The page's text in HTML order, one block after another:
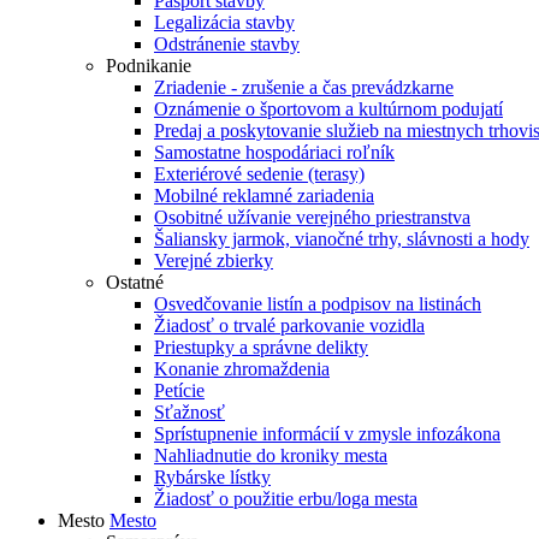
Legalizácia stavby
Odstránenie stavby
Podnikanie
Zriadenie - zrušenie a čas prevádzkarne
Oznámenie o športovom a kultúrnom podujatí
Predaj a poskytovanie služieb na miestnych
Samostatne hospodáriaci roľník
Exteriérové sedenie (terasy)
Mobilné reklamné zariadenia
Osobitné užívanie verejného priestranstva
Šaliansky jarmok, vianočné trhy, slávnosti a hody
Verejné zbierky
Ostatné
Osvedčovanie listín a podpisov na listinách
Žiadosť o trvalé parkovanie vozidla
Priestupky a správne delikty
Konanie zhromaždenia
Petície
Sťažnosť
Sprístupnenie informácií v zmysle infozákona
Nahliadnutie do kroniky mesta
Rybárske lístky
Žiadosť o použitie erbu/loga mesta
Mesto Mesto